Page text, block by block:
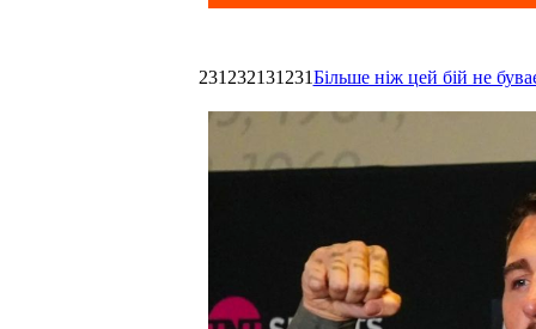
231232131231Більше ніж цей бій не